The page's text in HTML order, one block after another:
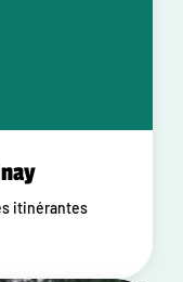
itinérantes